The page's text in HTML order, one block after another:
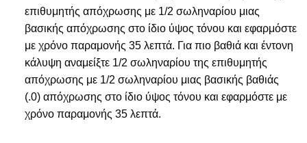
επιθυμητής απόχρωσης με 1/2 σωληναρίου μιας
βασικής απόχρωσης στο ίδιο ύψος τόνου και εφαρμόστε
με χρόνο παραμονής 35 λεπτά. Για πιο βαθιά και έντονη
κάλυψη αναμείξτε 1/2 σωληναρίου της επιθυμητής
απόχρωσης με 1/2 σωληναρίου μιας βασικής βαθιάς
(.0) απόχρωσης στο ίδιο ύψος τόνου και εφαρμόστε με
χρόνο παραμονής 35 λεπτά.